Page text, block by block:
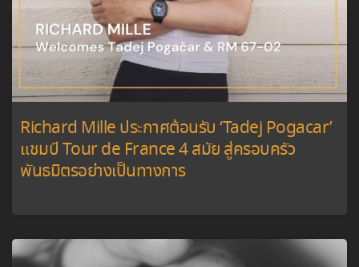
Richard Mille ประกาศต้อนรับ ‘Tadej Pogacar’
แชมป์ Tour de France 4 สมัย สู่ครอบครัว
พันธมิตรอย่างเป็นทางการ